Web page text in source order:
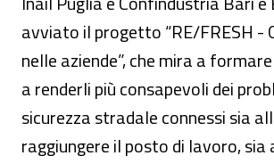
avviato il progetto “RE/FRESH -
nelle aziende”, che mira a
a renderli più consapevoli dei
sicurezza stradale connessi sia
raggiungere il posto di lavoro, sia